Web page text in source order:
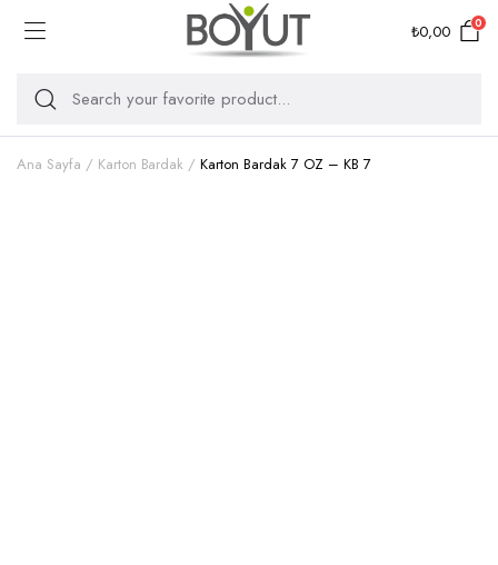
₺0,00 0
Ana Sayfa Karton Bardak Karton Bardak 7 OZ – KB 7